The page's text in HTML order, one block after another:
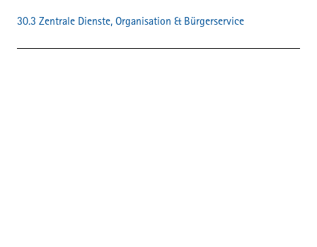
30.3 Zentrale Dienste, Organisation & Bürgerservice